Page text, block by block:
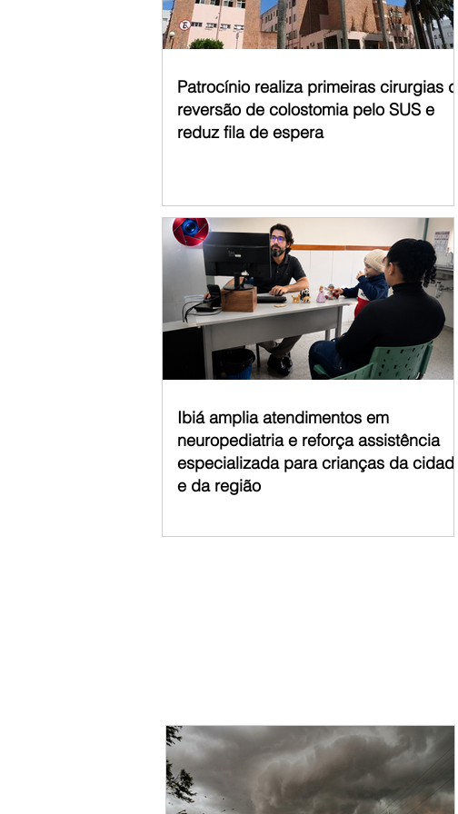
Patrocínio realiza primeiras cirurgias de
reversão de colostomia pelo SUS e
reduz fila de espera
Ibiá amplia atendimentos em
neuropediatria e reforça assistência
especializada para crianças da cidade
e da região